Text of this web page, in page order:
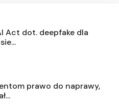
Act dot. deepfake dla
prawo do naprawy,